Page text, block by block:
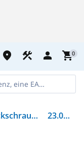
place construction person shopping_cart0
Druckschraube 23.009